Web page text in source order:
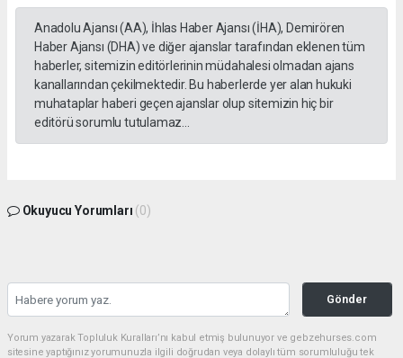
Anadolu Ajansı (AA), İhlas Haber Ajansı (İHA), Demirören
Haber Ajansı (DHA) ve diğer ajanslar tarafından eklenen tüm
haberler, sitemizin editörlerinin müdahalesi olmadan ajans
kanallarından çekilmektedir. Bu haberlerde yer alan hukuki
muhataplar haberi geçen ajanslar olup sitemizin hiç bir
editörü sorumlu tutulamaz...
Okuyucu Yorumları (0)
Gönder
Yorum yazarak Topluluk Kuralları’nı kabul etmiş bulunuyor ve gebzehurses.com
sitesine yaptığınız yorumunuzla ilgili doğrudan veya dolaylı tüm sorumluluğu tek